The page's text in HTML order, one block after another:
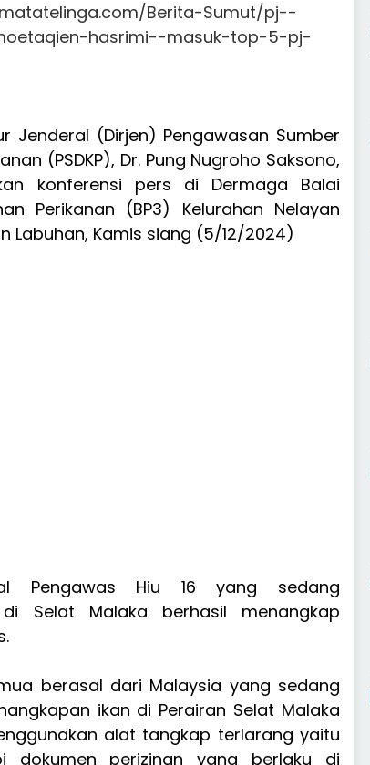
Berita-Sumut/pj--
hasrimi--masuk-top-5-pj-
Jenderal (Dirjen) Pengawasan Sumber
(PSDKP), Dr. Pung Nugroho Saksono,
konferensi pers di Dermaga Balai
Perikanan (BP3) Kelurahan Nelayan
Labuhan, Kamis siang (5/12/2024)
Pengawas Hiu 16 yang sedang
Selat Malaka berhasil menangkap
berasal dari Malaysia yang sedang
ikan di Perairan Selat Malaka
alat tangkap terlarang yaitu
dokumen perizinan yang berlaku di